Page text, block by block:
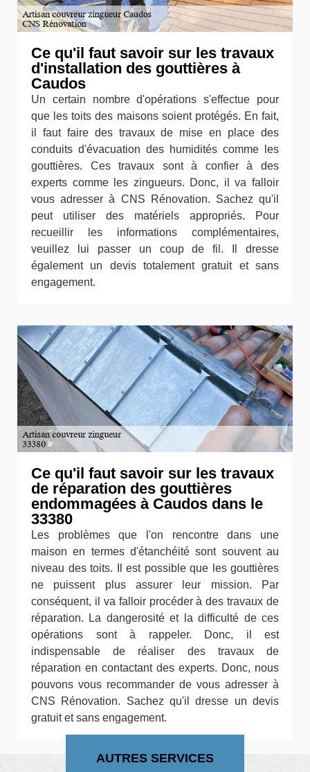
Ce qu'il faut savoir sur les travaux
d'installation des gouttières à
Caudos
Un certain nombre d'opérations s'effectue pour
que les toits des maisons soient protégés. En fait,
il faut faire des travaux de mise en place des
conduits d'évacuation des humidités comme les
gouttières. Ces travaux sont à confier à des
experts comme les zingueurs. Donc, il va falloir
vous adresser à CNS Rénovation. Sachez qu'il
peut utiliser des matériels appropriés. Pour
recueillir les informations complémentaires,
veuillez lui passer un coup de fil. Il dresse
également un devis totalement gratuit et sans
engagement.
Ce qu'il faut savoir sur les travaux
de réparation des gouttières
endommagées à Caudos dans le
33380
Les problèmes que l'on rencontre dans une
maison en termes d'étanchéité sont souvent au
niveau des toits. Il est possible que les gouttières
ne puissent plus assurer leur mission. Par
conséquent, il va falloir procéder à des travaux de
réparation. La dangerosité et la difficulté de ces
opérations sont à rappeler. Donc, il est
indispensable de réaliser des travaux de
réparation en contactant des experts. Donc, nous
pouvons vous recommander de vous adresser à
CNS Rénovation. Sachez qu'il dresse un devis
gratuit et sans engagement.
AUTRES SERVICES